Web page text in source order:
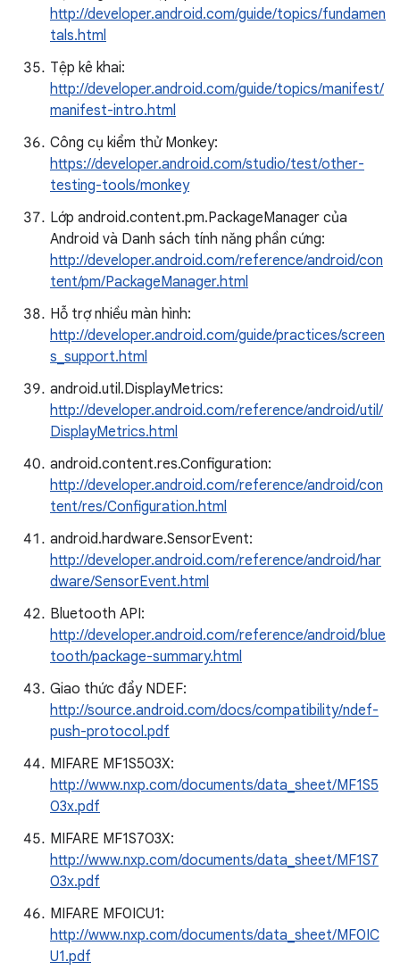
http://developer.android.com/guide/topics/fundamen
tals.html
Tệp kê khai:
http://developer.android.com/guide/topics/manifest/
manifest-intro.html
Công cụ kiểm thử Monkey:
https://developer.android.com/studio/test/other-
testing-tools/monkey
Lớp android.content.pm.PackageManager của
Android và Danh sách tính năng phần cứng:
http://developer.android.com/reference/android/con
tent/pm/PackageManager.html
Hỗ trợ nhiều màn hình:
http://developer.android.com/guide/practices/screen
s_support.html
android.util.DisplayMetrics:
http://developer.android.com/reference/android/util/
DisplayMetrics.html
android.content.res.Configuration:
http://developer.android.com/reference/android/con
tent/res/Configuration.html
android.hardware.SensorEvent:
http://developer.android.com/reference/android/har
dware/SensorEvent.html
Bluetooth API:
http://developer.android.com/reference/android/blue
tooth/package-summary.html
Giao thức đẩy NDEF:
http://source.android.com/docs/compatibility/ndef-
push-protocol.pdf
MIFARE MF1S503X:
http://www.nxp.com/documents/data_sheet/MF1S5
03x.pdf
MIFARE MF1S703X:
http://www.nxp.com/documents/data_sheet/MF1S7
03x.pdf
MIFARE MF0ICU1:
http://www.nxp.com/documents/data_sheet/MF0IC
U1.pdf